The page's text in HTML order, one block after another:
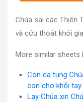
Chúa sai các Thiên
và cứu thoát khỏi
More similar sheets
Con ca tụng
con cho khỏi tay
Lạy Chúa xin